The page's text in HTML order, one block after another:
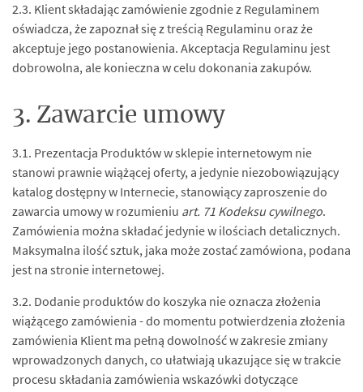
2.3. Klient składając zamówienie zgodnie z Regulaminem
oświadcza, że zapoznał się z treścią Regulaminu oraz że
akceptuje jego postanowienia. Akceptacja Regulaminu jest
dobrowolna, ale konieczna w celu dokonania zakupów.
3. Zawarcie umowy
3.1. Prezentacja Produktów w sklepie internetowym nie
stanowi prawnie wiążącej oferty, a jedynie niezobowiązujący
katalog dostępny w Internecie, stanowiący zaproszenie do
zawarcia umowy w rozumieniu art. 71 Kodeksu cywilnego.
Zamówienia można składać jedynie w ilościach detalicznych.
Maksymalna ilość sztuk, jaka może zostać zamówiona, podana
jest na stronie internetowej.
3.2. Dodanie produktów do koszyka nie oznacza złożenia
wiążącego zamówienia - do momentu potwierdzenia złożenia
zamówienia Klient ma pełną dowolność w zakresie zmiany
wprowadzonych danych, co ułatwiają ukazujące się w trakcie
procesu składania zamówienia wskazówki dotyczące